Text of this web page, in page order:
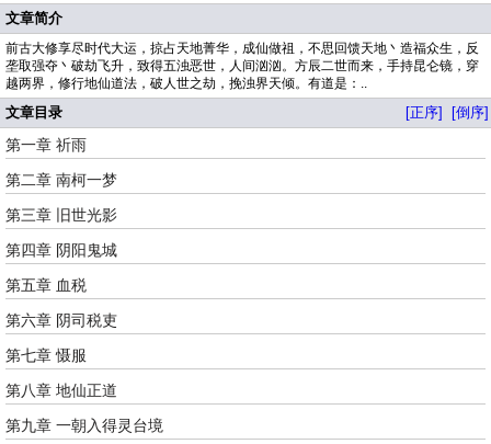
文章简介
前古大修享尽时代大运，掠占天地菁华，成仙做祖，不思回馈天地丶造福众生，反
垄取强夺丶破劫飞升，致得五浊恶世，人间汹汹。方辰二世而来，手持昆仑镜，穿
越两界，修行地仙道法，破人世之劫，挽浊界天倾。有道是：..
文章目录 [正序] [倒序]
第一章 祈雨
第二章 南柯一梦
第三章 旧世光影
第四章 阴阳鬼城
第五章 血税
第六章 阴司税吏
第七章 慑服
第八章 地仙正道
第九章 一朝入得灵台境